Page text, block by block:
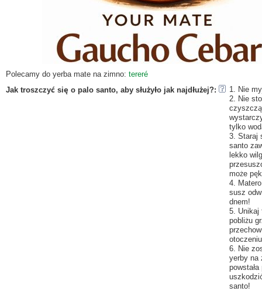
Polecamy do yerba mate na zimno: tereré
Jak troszczyć się o palo santo, aby służyło jak najdłużej?:
1. Nie
2. Nie
tylko
3. Staraj
santo
lekko
może
4.
susz
dnem!
5. Unikaj
pobliżu
6. Nie
yerby na
santo!